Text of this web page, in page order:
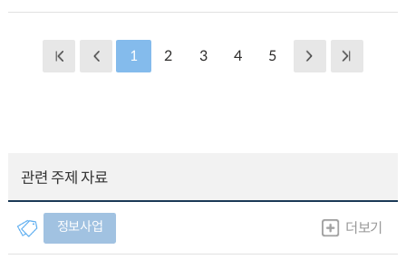
1 2 3 4 5
관련 주제 자료
정보사업 더보기